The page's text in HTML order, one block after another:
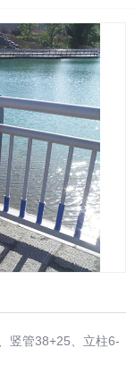
竖管38+25、立柱6-